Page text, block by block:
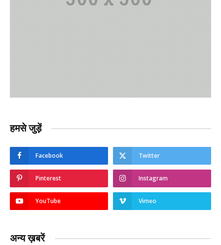
हमसे जुड़ें
Facebook Twitter
Pinterest Instagram
YouTube Vimeo
अन्य ख़बरें